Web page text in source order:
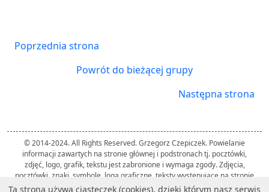
Poprzednia strona
Powrót do bieżącej grupy
Następna strona
© 2014-2024. All Rights Reserved. Grzegorz Czepiczek. Powielanie
informacji zawartych na stronie głównej i podstronach tj. pocztówki,
zdjęć, logo, grafik, tekstu jest zabronione i wymaga zgody. Zdjęcia,
pocztówki, znaki, symbole, loga graficzne, teksty występujące na stronie
należą do ich twórców i zostały użyte przez autora strony wyłącznie w
Ta strona używa ciasteczek (cookies), dzięki którym nasz serwis